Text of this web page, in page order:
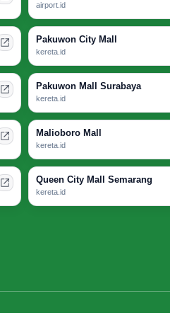
airport.id
Pakuwon City Mall
kereta.id
Pakuwon Mall Surabaya
kereta.id
Malioboro Mall
kereta.id
Queen City Mall Semarang
kereta.id